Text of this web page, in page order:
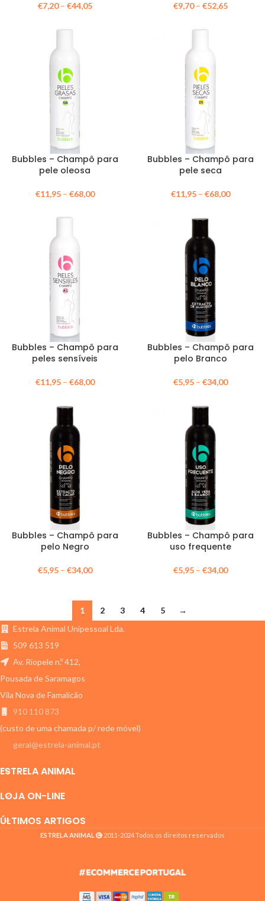
€7,20– €44,05 €9,70– €52,65
Bubbles – Champô para
pele oleosa
€11,95– €68,00
Bubbles – Champô para
pele seca
€11,95– €68,00
Bubbles – Champô para
peles sensíveis
€11,95– €68,00
Bubbles – Champô para
pelo Branco
€5,95– €34,00
Bubbles – Champô para
pelo Negro
€5,95– €34,00
Bubbles – Champô para
uso frequente
€5,95– €34,00
1 2 3 4 5
→
Estrela Animal Unipessoal Lda.
509 613 519
Av. Riopele n.º 412,
Pousada de Saramagos
Vila Nova de Famalicão
910 110 873
(custo de uma chamada p/ rede móvel)
geral@estrela-animal.pt
ESTRELA ANIMAL
LOJA ON-LINE
ÚLTIMOS ARTIGOS
ESTRELA ANIMAL 2011-2024 Todos os direitos reservados